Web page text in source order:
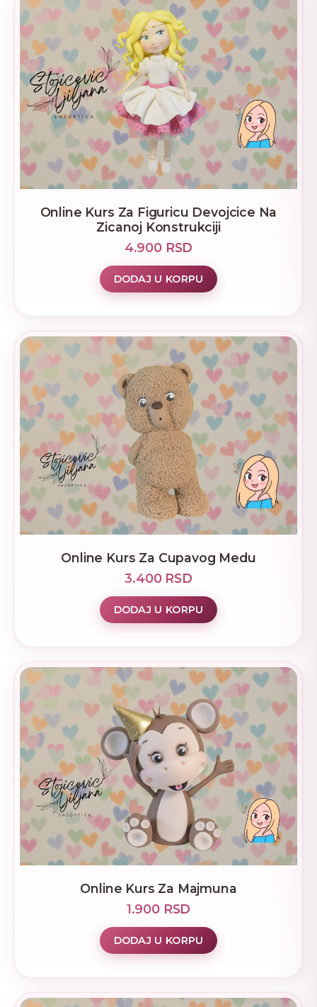
Online Kurs Za Figuricu Devojcice Na
Zicanoj Konstrukciji
4.900 RSD
DODAJ U KORPU
Online Kurs Za Cupavog Medu
3.400 RSD
DODAJ U KORPU
Online Kurs Za Majmuna
1.900 RSD
DODAJ U KORPU